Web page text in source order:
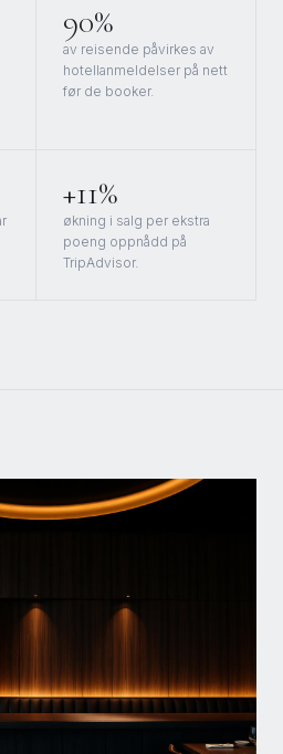
90%
av reisende påvirkes av
hotellanmeldelser på nett
før de booker.
+11%
økning i salg per ekstra
poeng oppnådd på
TripAdvisor.